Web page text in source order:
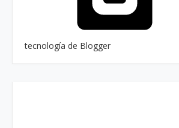
tecnología de Blogger